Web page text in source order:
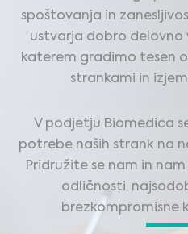
spoštovanja in
ustvarja dobro delovno
katerem gradimo tesen
strankami in
V podjetju Biomedica
potrebe naših strank na
Pridružite se nam in
odličnosti,
brezkompromisne